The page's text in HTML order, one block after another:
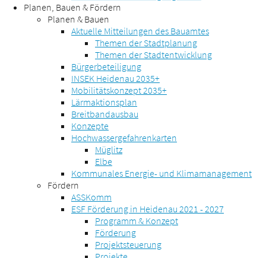
Planen, Bauen & Fördern
Planen & Bauen
Aktuelle Mitteilungen des Bauamtes
Themen der Stadtplanung
Themen der Stadtentwicklung
Bürgerbeteiligung
INSEK Heidenau 2035+
Mobilitätskonzept 2035+
Lärmaktionsplan
Breitbandausbau
Konzepte
Hochwassergefahrenkarten
Müglitz
Elbe
Kommunales Energie- und Klimamanagement
Fördern
ASSKomm
ESF Förderung in Heidenau 2021 - 2027
Programm & Konzept
Förderung
Projektsteuerung